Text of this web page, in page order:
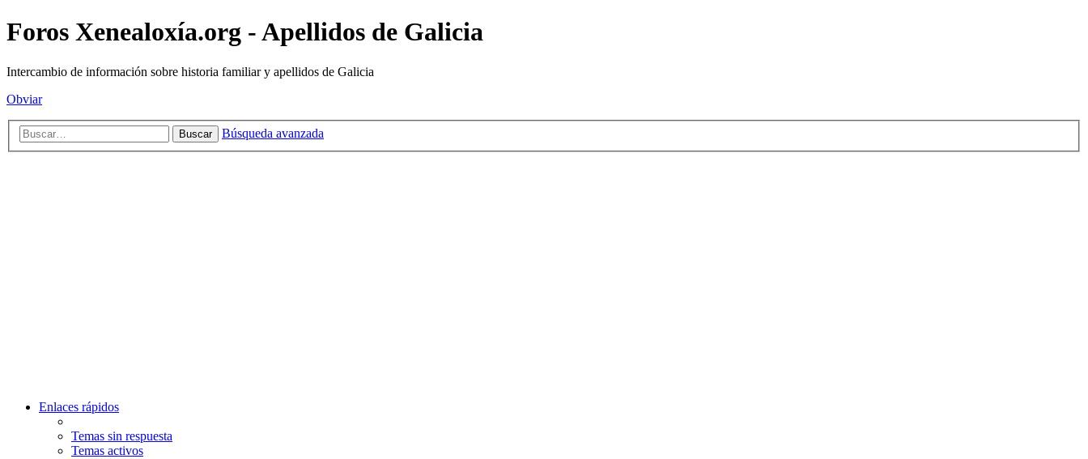
Foros Xenealoxía.org - Apellidos de Galicia
Intercambio de información sobre historia familiar y apellidos de Galicia
Obviar
Buscar Búsqueda avanzada
Enlaces rápidos
Temas sin respuesta
Temas activos